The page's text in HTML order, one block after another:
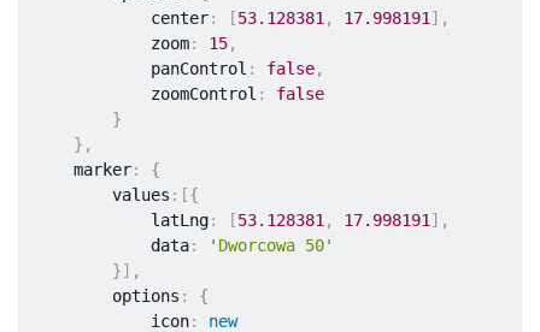
            center
: [53.128381 , 17.998191 ] ,
            zoom
: 15,
            panControl
: false,
            zoomControl
:
false
}
} ,
    marker
:
{
        values
: [{
            latLng
: [53.128381 , 17.998191 ] ,
            data
:
'Dworcowa 50'
}] ,
        options
:
{
            icon
:
new